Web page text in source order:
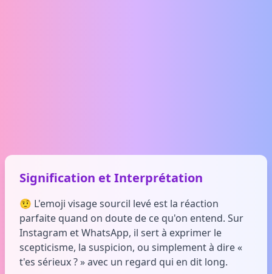
Signification et Interprétation
🤨 L'emoji visage sourcil levé est la réaction
parfaite quand on doute de ce qu'on entend. Sur
Instagram et WhatsApp, il sert à exprimer le
scepticisme, la suspicion, ou simplement à dire «
t'es sérieux ? » avec un regard qui en dit long.